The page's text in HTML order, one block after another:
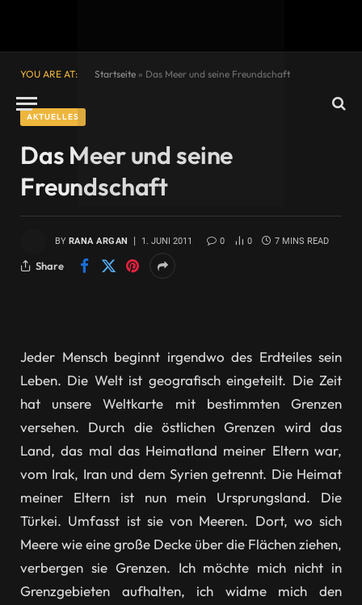
YOU ARE AT: Startseite » Das Meer und seine Freundschaft
AKTUELLES
Das Meer und seine
Freundschaft
BY RANA ARGAN 1. JUNI 2011 0 0 7 MINS READ
Share
Jeder Mensch beginnt irgendwo des Erdteiles sein
Leben. Die Welt ist geografisch eingeteilt. Die Zeit
hat unsere Weltkarte mit bestimmten Grenzen
versehen. Durch die östlichen Grenzen wird das
Land, das mal das Heimatland meiner Eltern war,
vom Irak, Iran und dem Syrien getrennt. Die Heimat
meiner Eltern ist nun mein Ursprungsland. Die
Türkei. Umfasst ist sie von Meeren. Dort, wo sich
Meere wie eine große Decke über die Flächen ziehen,
verbergen sie Grenzen. Ich möchte mich nicht in
Grenzgebieten aufhalten, ich widme mich den